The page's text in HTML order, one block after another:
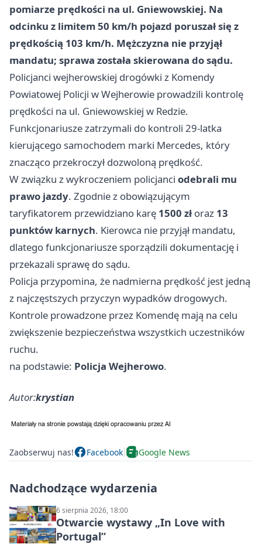
pomiarze prędkości na ul. Gniewowskiej. Na
odcinku z limitem 50 km/h pojazd poruszał się z
prędkością 103 km/h. Mężczyzna nie przyjął
mandatu; sprawa została skierowana do sądu.
Policjanci wejherowskiej drogówki z Komendy
Powiatowej Policji w Wejherowie prowadzili kontrolę
prędkości na ul. Gniewowskiej w Redzie.
Funkcjonariusze zatrzymali do kontroli 29-latka
kierującego samochodem marki Mercedes, który
znacząco przekroczył dozwoloną prędkość.
W związku z wykroczeniem policjanci odebrali mu
prawo jazdy. Zgodnie z obowiązującym
taryfikatorem przewidziano karę 1500 zł oraz 13
punktów karnych. Kierowca nie przyjął mandatu,
dlatego funkcjonariusze sporządzili dokumentację i
przekazali sprawę do sądu.
Policja przypomina, że nadmierna prędkość jest jedną
z najczęstszych przyczyn wypadków drogowych.
Kontrole prowadzone przez Komendę mają na celu
zwiększenie bezpieczeństwa wszystkich uczestników
ruchu.
na podstawie: Policja Wejherowo.
Autor:krystian
Zaobserwuj nas! Facebook Google News
Nadchodzące wydarzenia
6 sierpnia 2026, 18:00
Otwarcie wystawy „In Love with
Portugal”